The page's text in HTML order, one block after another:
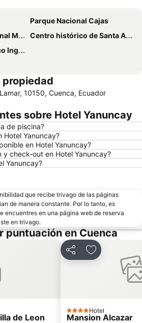
Parque Nacional Cajas
Lamar
Centro histórico de Santa Ana de los Ríos de Cuenca
propiedad
10150, Cuenca, Ecuador
sobre Hotel Yanuncay
de piscina?
Hotel Yanuncay?
en Hotel Yanuncay?
y check-out en Hotel Yanuncay?
Yanuncay?
que recibe trivago de las páginas
de manera constante. Por lo tanto, es
encuentres en una página web de reserva
en trivago.
puntuación en Cuenca
de Leon
CompartirAgregar a
4 Estrellas
Hotel
Mansion Alcazar